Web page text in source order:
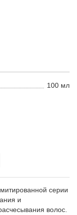
100 мл
серии
и
волос.